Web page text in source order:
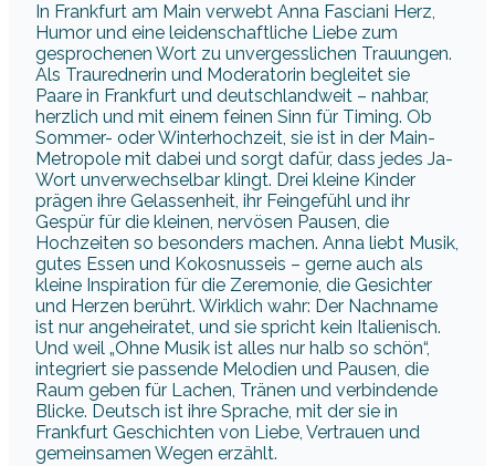
In Frankfurt am Main verwebt Anna Fasciani Herz,
Humor und eine leidenschaftliche Liebe zum
gesprochenen Wort zu unvergesslichen Trauungen.
Als Traurednerin und Moderatorin begleitet sie
Paare in Frankfurt und deutschlandweit – nahbar,
herzlich und mit einem feinen Sinn für Timing. Ob
Sommer- oder Winterhochzeit, sie ist in der Main-
Metropole mit dabei und sorgt dafür, dass jedes Ja-
Wort unverwechselbar klingt. Drei kleine Kinder
prägen ihre Gelassenheit, ihr Feingefühl und ihr
Gespür für die kleinen, nervösen Pausen, die
Hochzeiten so besonders machen. Anna liebt Musik,
gutes Essen und Kokosnusseis – gerne auch als
kleine Inspiration für die Zeremonie, die Gesichter
und Herzen berührt. Wirklich wahr: Der Nachname
ist nur angeheiratet, und sie spricht kein Italienisch.
Und weil „Ohne Musik ist alles nur halb so schön“,
integriert sie passende Melodien und Pausen, die
Raum geben für Lachen, Tränen und verbindende
Blicke. Deutsch ist ihre Sprache, mit der sie in
Frankfurt Geschichten von Liebe, Vertrauen und
gemeinsamen Wegen erzählt.